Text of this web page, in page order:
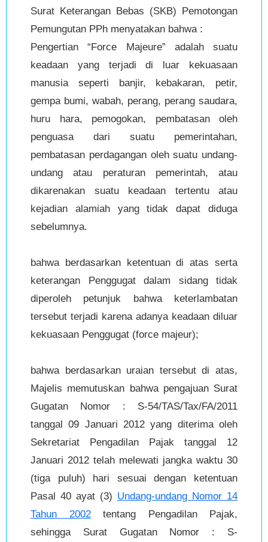
Surat Keterangan Bebas (SKB) Pemotongan
Pemungutan PPh menyatakan bahwa :
Pengertian “Force Majeure” adalah suatu
keadaan yang terjadi di luar kekuasaan
manusia seperti banjir, kebakaran, petir,
gempa bumi, wabah, perang, perang saudara,
huru hara, pemogokan, pembatasan oleh
penguasa dari suatu pemerintahan,
pembatasan perdagangan oleh suatu undang-
undang atau peraturan pemerintah, atau
dikarenakan suatu keadaan tertentu atau
kejadian alamiah yang tidak dapat diduga
sebelumnya.
bahwa berdasarkan ketentuan di atas serta
keterangan Penggugat dalam sidang tidak
diperoleh petunjuk bahwa keterlambatan
tersebut terjadi karena adanya keadaan diluar
kekuasaan Penggugat (force majeur);
bahwa berdasarkan uraian tersebut di atas,
Majelis memutuskan bahwa pengajuan Surat
Gugatan Nomor : S-54/TAS/Tax/FA/2011
tanggal 09 Januari 2012 yang diterima oleh
Sekretariat Pengadilan Pajak tanggal 12
Januari 2012 telah melewati jangka waktu 30
(tiga puluh) hari sesuai dengan ketentuan
Pasal 40 ayat (3) Undang-undang Nomor 14
Tahun 2002tentang Pengadilan Pajak,
sehingga Surat Gugatan Nomor : S-